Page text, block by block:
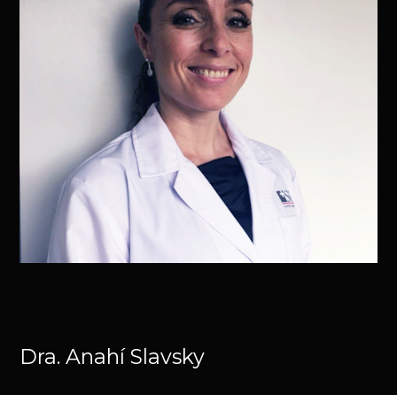
Dra. Anahí Slavsky